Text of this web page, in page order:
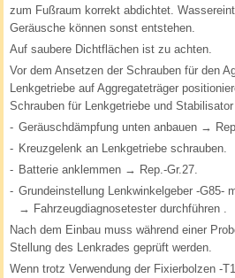
zum Fußraum korrekt abdichtet.
Geräusche können sonst entstehen.
Auf saubere Dichtflächen ist zu achten.
Vor dem Ansetzen der Schrauben für den
Lenkgetriebe auf Aggregateträger
Schrauben für Lenkgetriebe und Stabilisator
- Geräuschdämpfung unten anbauen →
- Kreuzgelenk an Lenkgetriebe schrauben.
- Batterie anklemmen → Rep.-Gr.27.
- Grundeinstellung Lenkwinkelgeber -G85-
→ Fahrzeugdiagnosetester durchführen .
Nach dem Einbau muss während einer
Stellung des Lenkrades geprüft werden.
Wenn trotz Verwendung der Fixierbolzen -